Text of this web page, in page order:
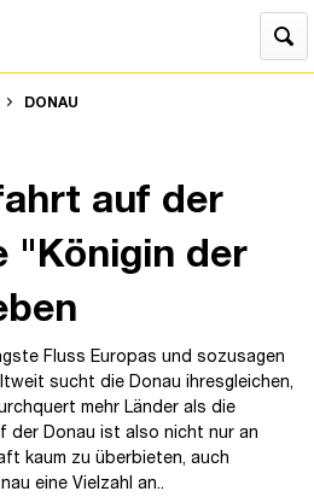
DONAU
auf der
"Königin der
Fluss Europas und sozusagen
sucht die Donau ihresgleichen,
mehr Länder als die
der Donau ist also nicht nur an
kaum zu überbieten, auch
eine Vielzahl an..